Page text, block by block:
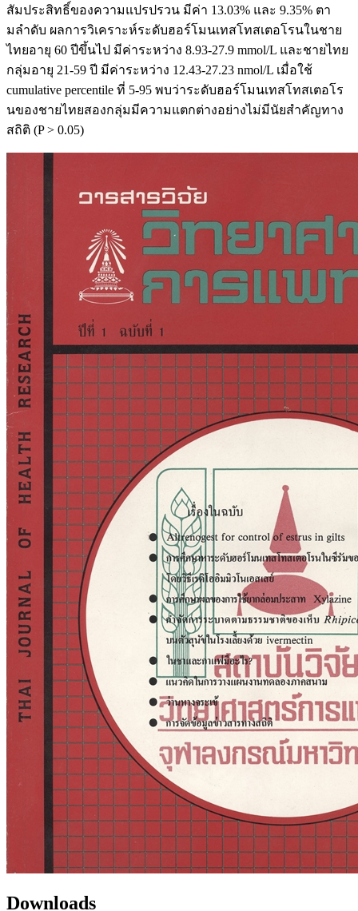
สัมประสิทธิ์ของความแปรปรวน มีค่า 13.03% และ 9.35% ตา
มลําดับ ผลการวิเคราะห์ระดับฮอร์โมนเทสโทสเตอโรนในชาย
ไทยอายุ 60 ปีขึ้นไป มีค่าระหว่าง 8.93-27.9 mmol/L และชายไทย
กลุ่มอายุ 21-59 ปี มีค่าระหว่าง 12.43-27.23 nmol/L เมื่อใช้
cumulative percentile ที่ 5-95 พบว่าระดับฮอร์โมนเทสโทสเตอโร
นของชายไทยสองกลุ่มมีความแตกต่างอย่างไม่มีนัยสําคัญทาง
สถิติ (P > 0.05)
Downloads